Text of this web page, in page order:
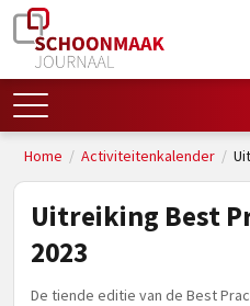
Home / Activiteitenkalender /
Uitreiking Best
2023
De tiende editie van de Best